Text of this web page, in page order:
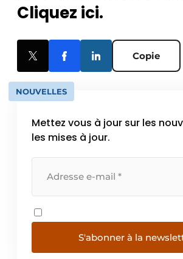
Cliquez ici.
Copie
NOUVELLES
Mettez vous à jour sur les
les mises à jour.
S'abonner à la